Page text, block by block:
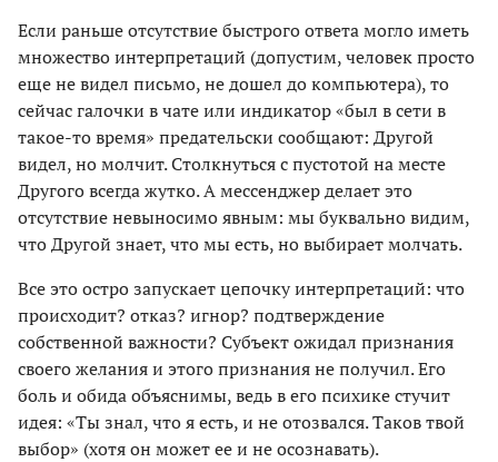
Если раньше отсутствие быстрого ответа могло иметь
множество интерпретаций (допустим, человек просто
еще не видел письмо, не дошел до компьютера), то
сейчас галочки в чате или индикатор «был в сети в
такое-то время» предательски сообщают: Другой
видел, но молчит. Столкнуться с пустотой на месте
Другого всегда жутко. А мессенджер делает это
отсутствие невыносимо явным: мы буквально видим,
что Другой знает, что мы есть, но выбирает молчать.
Все это остро запускает цепочку интерпретаций: что
происходит? отказ? игнор? подтверждение
собственной важности? Субъект ожидал признания
своего желания и этого признания не получил. Его
боль и обида объяснимы, ведь в его психике стучит
идея: «Ты знал, что я есть, и не отозвался. Таков твой
выбор» (хотя он может ее и не осознавать).